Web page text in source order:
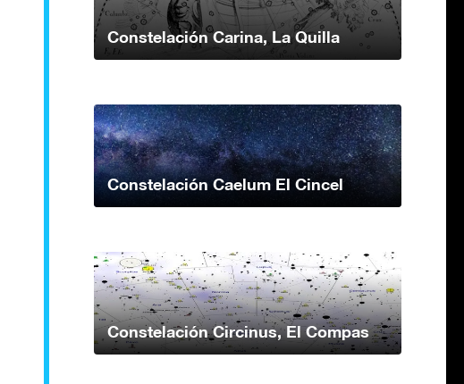
Constelación Carina, La Quilla
Constelación Caelum El Cincel
Constelación Circinus, El Compas